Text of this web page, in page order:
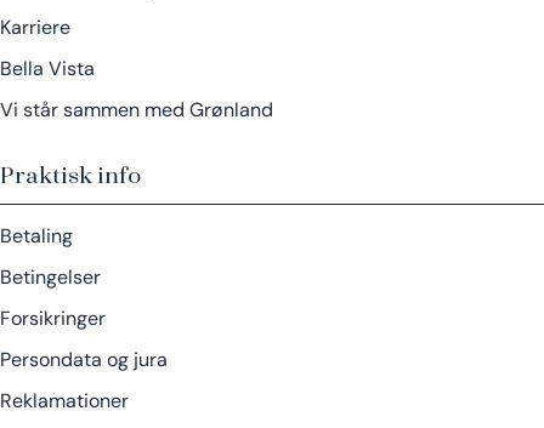
Karriere
Bella Vista
Vi står sammen med Grønland
Praktisk info
Betaling
Betingelser
Forsikringer
Persondata og jura
Reklamationer